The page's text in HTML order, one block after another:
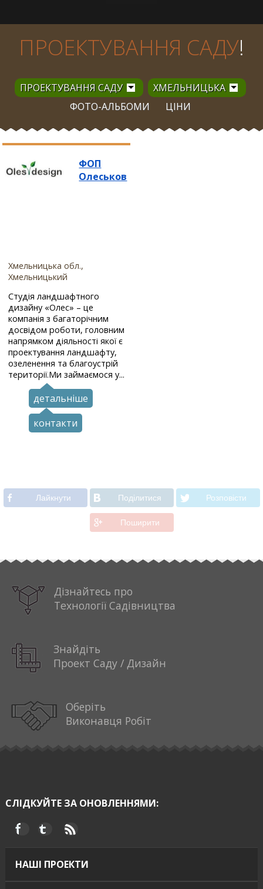
ПРОЕКТУВАННЯ САДУ!
ПРОЕКТУВАННЯ САДУ
ХМЕЛЬНИЦЬКА
ФОТО-АЛЬБОМИ
ЦІНИ
ФОП
Олеськов
Хмельницька обл.,
Хмельницький
Студія ландшафтного
дизайну «Олес» – це
компанія з багаторічним
досвідом роботи, головним
напрямком діяльності якої є
проектування ландшафту,
озеленення та благоустрій
території.Ми займаємося у...
детальніше
контакти
Лайкнути Подiлитися Розповiсти
Поширити
Дізнайтесь про
Технології Садівництва
Знайдіть
Проект Саду / Дизайн
Оберіть
Виконавця Робіт
СЛІДКУЙТЕ ЗА ОНОВЛЕННЯМИ:
НАШІ ПРОЕКТИ